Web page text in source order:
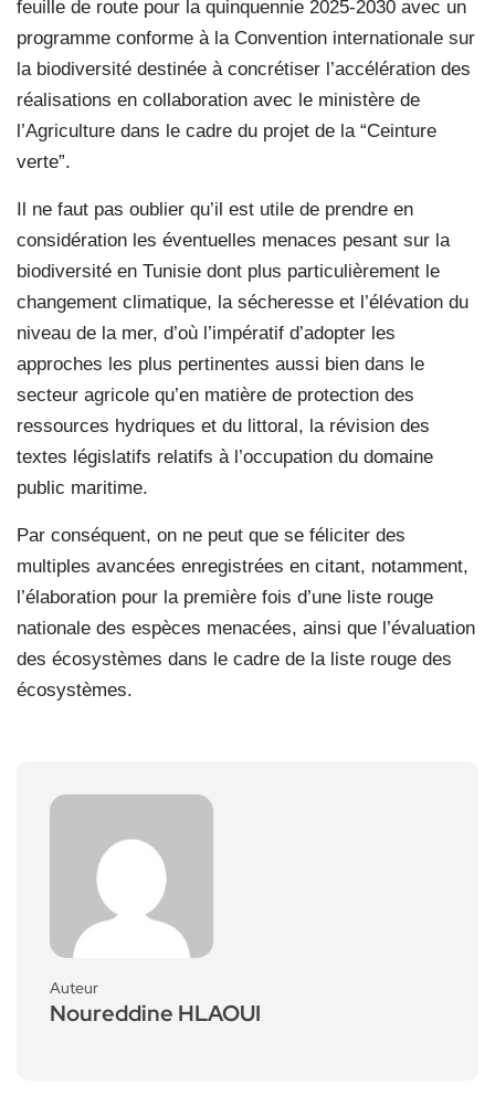
feuille de route pour la quinquennie 2025-2030 avec un
programme conforme à la Convention internationale sur
la biodiversité destinée à concrétiser l’accélération des
réalisations en collaboration avec le ministère de
l’Agriculture dans le cadre du projet de la “Ceinture
verte”.
Il ne faut pas oublier qu’il est utile de prendre en
considération les éventuelles menaces pesant sur la
biodiversité en Tunisie dont plus particulièrement le
changement climatique, la sécheresse et l’élévation du
niveau de la mer, d’où l’impératif d’adopter les
approches les plus pertinentes aussi bien dans le
secteur agricole qu’en matière de protection des
ressources hydriques et du littoral, la révision des
textes législatifs relatifs à l’occupation du domaine
public maritime.
Par conséquent, on ne peut que se féliciter des
multiples avancées enregistrées en citant, notamment,
l’élaboration pour la première fois d’une liste rouge
nationale des espèces menacées, ainsi que l’évaluation
des écosystèmes dans le cadre de la liste rouge des
écosystèmes.
Auteur
Noureddine HLAOUI